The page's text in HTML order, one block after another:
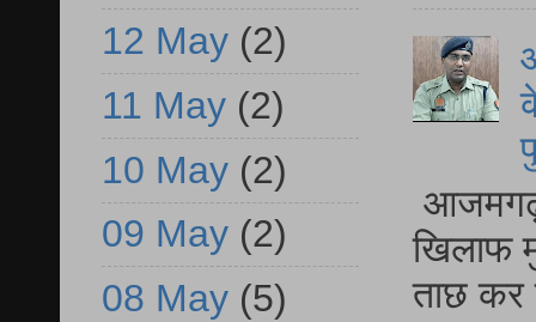
आजमगढ़
खिलाफ
ताछ कर
12 May (2)
11 May (2)
10 May (2)
09 May (2)
08 May (5)